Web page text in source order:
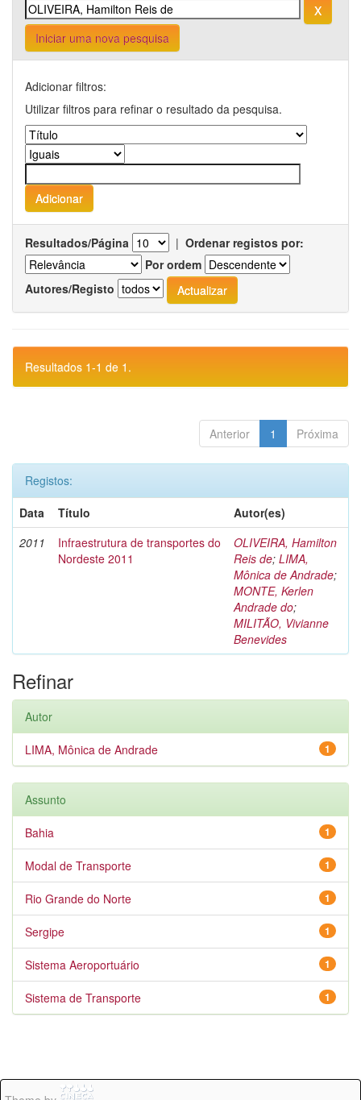
Iniciar uma nova pesquisa
Adicionar filtros:
Utilizar filtros para refinar o resultado da pesquisa.
Resultados/Página | Ordenar registos por:
Por ordem
Autores/Registo
Resultados 1-1 de 1.
Anterior 1 Próxima
Registos:
Data
Título
Autor(es)
2011
Infraestrutura de transportes do
Nordeste 2011
OLIVEIRA, Hamilton
Reis de; LIMA,
Mônica de Andrade;
MONTE, Kerlen
Andrade do;
MILITÃO, Vivianne
Benevides
Refinar
Autor
1
LIMA, Mônica de Andrade
Assunto
1
Bahia
1
Modal de Transporte
1
Rio Grande do Norte
1
Sergipe
1
Sistema Aeroportuário
1
Sistema de Transporte